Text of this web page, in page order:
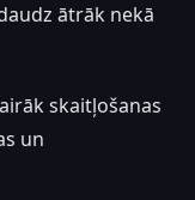
ātrāk nekā
skaitļošanas
un